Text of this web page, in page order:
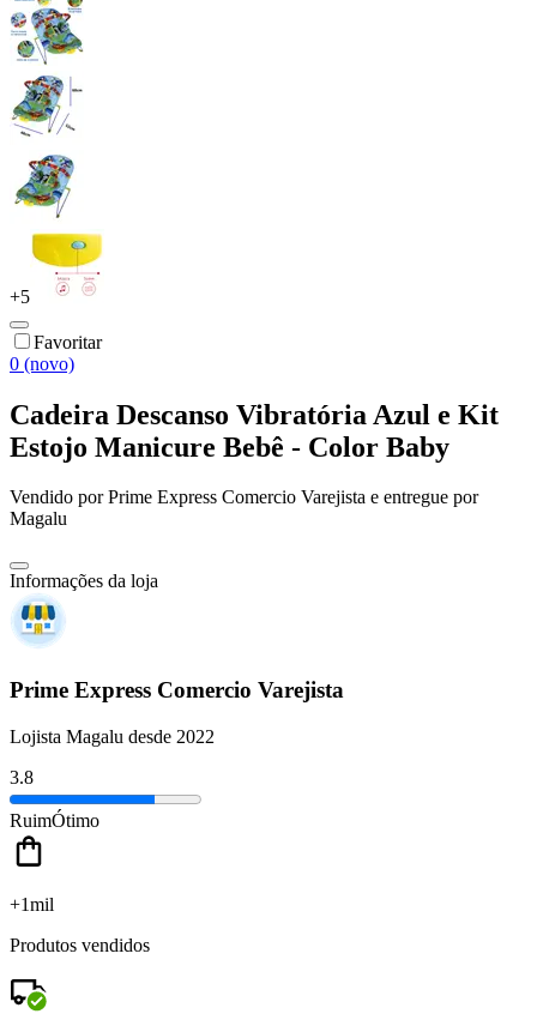
+5
Favoritar
0 (novo)
Cadeira Descanso Vibratória Azul e Kit
Estojo Manicure Bebê - Color Baby
Vendido porPrime Express Comercio Varejista e entregue por
Magalu
Informações da loja
Prime Express Comercio Varejista
Lojista Magalu desde 2022
3.8
RuimÓtimo
+1mil
Produtos vendidos